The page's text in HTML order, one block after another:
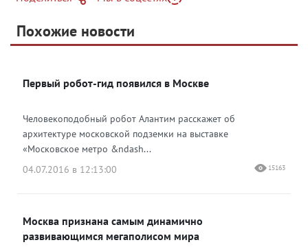
Telegram
Одноклассники
Яндекс Дзен
Похожие новости
Первый робот-гид появился в Москве
Человекоподобный робот Алантим расскажет об
архитектуре московской подземки на выставке
«Московское метро &ndash...
04.07.2016 в 12:13:00
15163
Москва признана самым динамично
развивающимся мегаполисом мира